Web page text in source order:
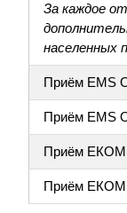
За каждое
населенных
Приём EMS
Приём EMS
Приём ЕКОМ
Приём ЕКОМ